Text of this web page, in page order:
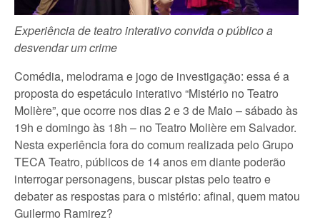
Experiência de teatro interativo convida o público a
desvendar um crime
Comédia, melodrama e jogo de investigação: essa é a
proposta do espetáculo interativo “Mistério no Teatro
Molière”, que ocorre nos dias 2 e 3 de Maio – sábado às
19h e domingo às 18h – no Teatro Molière em Salvador.
Nesta experiência fora do comum realizada pelo Grupo
TECA Teatro, públicos de 14 anos em diante poderão
interrogar personagens, buscar pistas pelo teatro e
debater as respostas para o mistério: afinal, quem matou
Guilermo Ramirez?